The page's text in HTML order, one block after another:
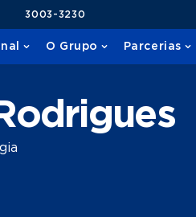
3003-3230
O Grupo Parcerias